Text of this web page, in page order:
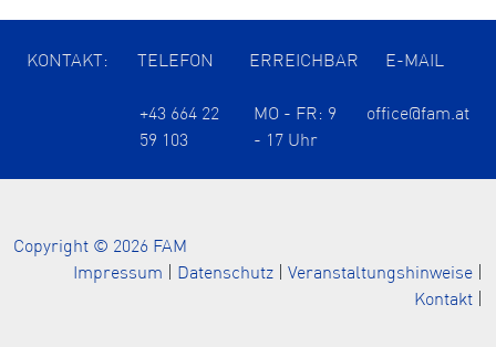
KONTAKT: TELEFON ERREICHBAR E-MAIL
+43 664 22
59 103
MO - FR: 9
- 17 Uhr
office@fam.at
Copyright © 2026 FAM
Impressum
Datenschutz Veranstaltungshinweise
Kontakt